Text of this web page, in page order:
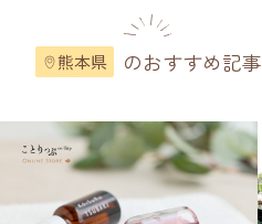
熊本県 のおすすめ記事